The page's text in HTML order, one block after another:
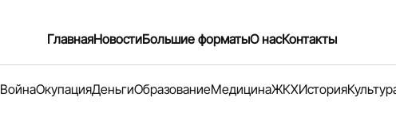
ГлавнаяНовостиБольшие форматыО насКонтакты
ВойнаОкупацияДеньгиОбразованиеМедицинаЖКХИстория